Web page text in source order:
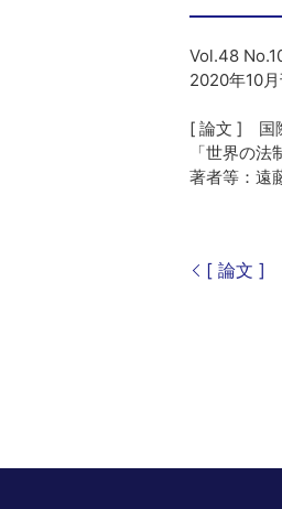
Vol.48
2020年10月
[ 論文 ] 国
「世界の
著者等：遠
[ 論文 ]